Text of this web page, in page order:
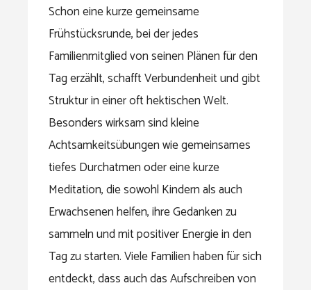
Schon eine kurze gemeinsame
Frühstücksrunde, bei der jedes
Familienmitglied von seinen Plänen für den
Tag erzählt, schafft Verbundenheit und gibt
Struktur in einer oft hektischen Welt.
Besonders wirksam sind kleine
Achtsamkeitsübungen wie gemeinsames
tiefes Durchatmen oder eine kurze
Meditation, die sowohl Kindern als auch
Erwachsenen helfen, ihre Gedanken zu
sammeln und mit positiver Energie in den
Tag zu starten. Viele Familien haben für sich
entdeckt, dass auch das Aufschreiben von